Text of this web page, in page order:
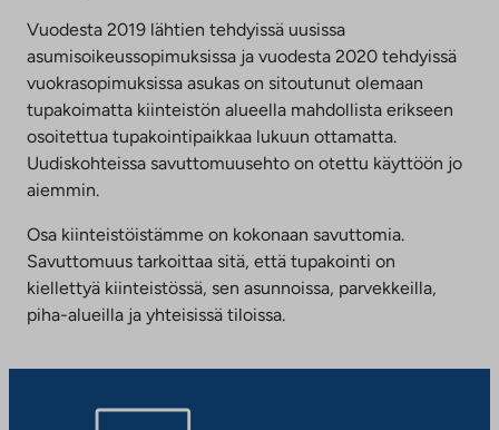
Vuodesta 2019 lähtien tehdyissä uusissa
asumisoikeussopimuksissa ja vuodesta 2020 tehdyissä
vuokrasopimuksissa asukas on sitoutunut olemaan
tupakoimatta kiinteistön alueella mahdollista erikseen
osoitettua tupakointipaikkaa lukuun ottamatta.
Uudiskohteissa savuttomuusehto on otettu käyttöön jo
aiemmin.
Osa kiinteistöistämme on kokonaan savuttomia.
Savuttomuus tarkoittaa sitä, että tupakointi on
kiellettyä kiinteistössä, sen asunnoissa, parvekkeilla,
piha-alueilla ja yhteisissä tiloissa.